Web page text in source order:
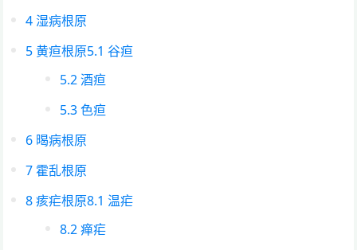
4湿病根原
5黄疸根原5.1 谷疸
5.2酒疸
5.3色疸
6 暍病根原
7 霍乱根原
8痎疟根原8.1 温疟
8.2瘅疟